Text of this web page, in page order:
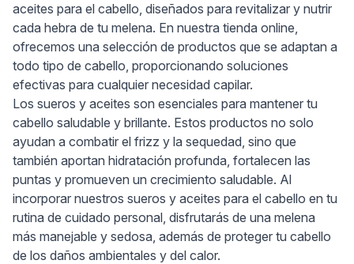
aceites para el cabello, diseñados para revitalizar y nutrir
cada hebra de tu melena. En nuestra tienda online,
ofrecemos una selección de productos que se adaptan a
todo tipo de cabello, proporcionando soluciones
efectivas para cualquier necesidad capilar.
Los sueros y aceites son esenciales para mantener tu
cabello saludable y brillante. Estos productos no solo
ayudan a combatir el frizz y la sequedad, sino que
también aportan hidratación profunda, fortalecen las
puntas y promueven un crecimiento saludable. Al
incorporar nuestros sueros y aceites para el cabello en tu
rutina de cuidado personal, disfrutarás de una melena
más manejable y sedosa, además de proteger tu cabello
de los daños ambientales y del calor.